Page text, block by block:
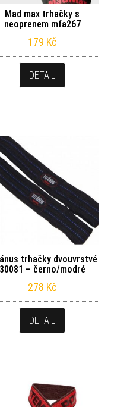
Mad max trhačky s
neoprenem mfa267
179 Kč
DETAIL
trhačky dvouvrstvé
30081 – černo/modré
278 Kč
DETAIL